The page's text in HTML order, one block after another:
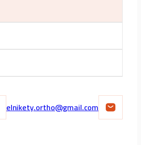
elnikety.ortho@gmail.com